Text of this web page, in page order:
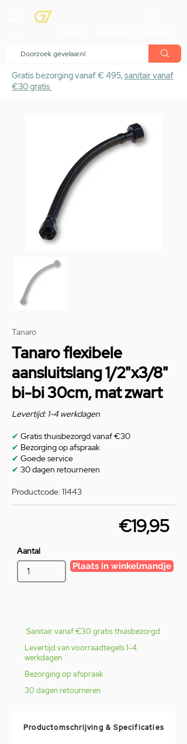
Gratis bezorging vanaf € 495,sanitair vanaf
€30 gratis
Tanaro
Tanaro flexibele
aansluitslang 1/2"x3/8"
bi-bi 30cm, mat zwart
Levertijd: 1-4 werkdagen
✔ Gratis thuisbezorgd vanaf €30
✔ Bezorging op afspraak
✔ Goede service
✔ 30 dagen retourneren
Productcode: 11443
€19,95
Aantal
Plaats in winkelmandje
Sanitair vanaf €30 gratis thuisbezorgd
Levertijd van voorraadtegels 1-4
werkdagen
Bezorging op afspraak
30 dagen retourneren
Productomschrijving & Specificaties